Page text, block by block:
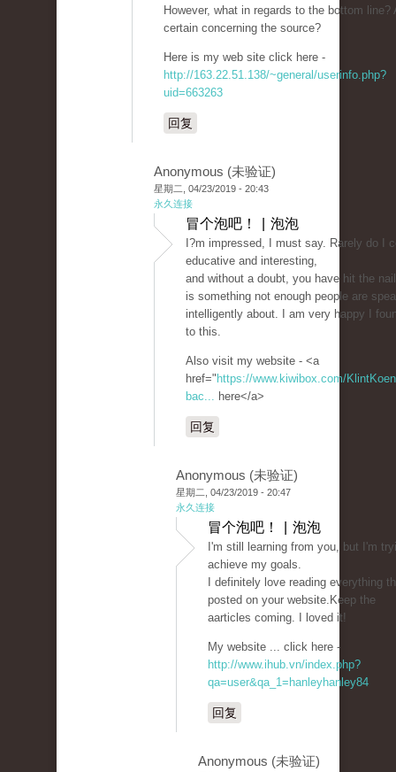
However, what in regards to the bottom line?
certain concerning the source?
Here is my web site click here -
http://163.22.51.138/~general/userinfo.php?
uid=663263
回复
Anonymous (未验证)
星期二, 04/23/2019 - 20:43
永久连接
冒个泡吧！ | 泡泡
I?m impressed, I must say. Rarely do I
educative and interesting,
and without a doubt, you have hit the
is something not enough people are
intelligently about. I am very happy I
to this.
Also visit my website - <a
href=" https://www.kiwibox.com/
bac... here</a>
回复
Anonymous (未验证)
星期二, 04/23/2019 - 20:47
永久连接
冒个泡吧！ | 泡泡
I'm still learning from you, but I'm
achieve my goals.
I definitely love reading everything
posted on your website.Keep the
aarticles coming. I loved it!
My website ... click here -
http://www.ihub.vn/index.php?
qa=user&qa_1=hanleyhanley84
回复
Anonymous (未验证)